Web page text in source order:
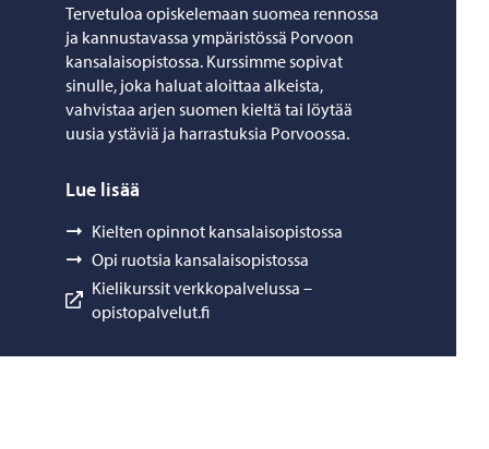
Tervetuloa opiskelemaan suomea rennossa
ja kannustavassa ympäristössä Porvoon
kansalaisopistossa. Kurssimme sopivat
sinulle, joka haluat aloittaa alkeista,
vahvistaa arjen suomen kieltä tai löytää
uusia ystäviä ja harrastuksia Porvoossa.
Lue lisää
Kielten opinnot kansalaisopistossa
Opi ruotsia kansalaisopistossa
Kielikurssit verkkopalvelussa –
opistopalvelut.fi